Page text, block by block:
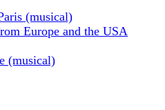
(musical)
Europe and the USA
(musical)